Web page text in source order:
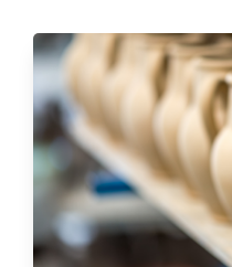
Tous
Techniques de céramiques
Matériaux
Matériel